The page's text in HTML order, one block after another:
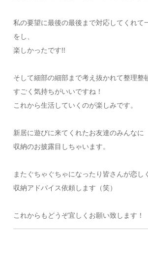
私の要望に最後の最後まで対応してくれて
をし、
楽しかったです!!
そして細部の細部まで考え抜かれて整理整
すごく気持ちがいいですね！
これから生活していくのが楽しみです。
新居に遊びに来てくれたお友達のみんなに
収納のお披露目しちゃいます。
またぐちゃぐちゃになったり皆さんが恋し
収納アドバイス依頼します（笑）
これからもどうぞ宜しくお願い致します！